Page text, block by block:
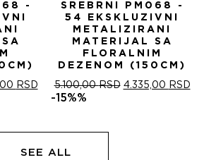
-
RSD.
RSDТРЕНУТНА
ЦЕНА
SREBRNI PM068 -
54 EKSKLUZIVNI
METALIZIRANI
MATERIJAL SA
FLORALNIM
DEZENOM (150CM)
5.100,00RSD ОРИГИНАЛНА
4.335,00 RSD
-15%%
SEE ALL